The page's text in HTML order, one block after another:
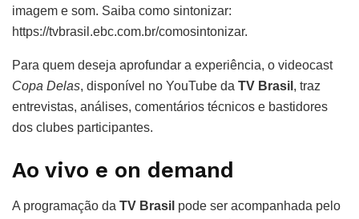
imagem e som. Saiba como sintonizar:
https://tvbrasil.ebc.com.br/comosintonizar.
Para quem deseja aprofundar a experiência, o videocast
Copa Delas, disponível no YouTube da TV Brasil , traz
entrevistas, análises, comentários técnicos e bastidores
dos clubes participantes.
Ao vivo e on demand
A programação da TV Brasil pode ser acompanhada pelo